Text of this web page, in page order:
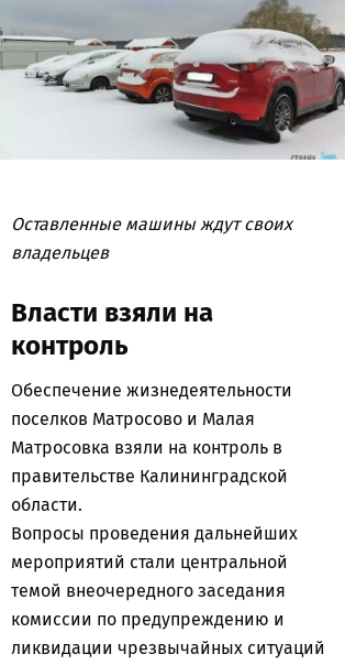
Оставленные машины ждут своих
владельцев
Власти взяли на
контроль
Обеспечение жизнедеятельности
поселков Матросово и Малая
Матросовка взяли на контроль в
правительстве Калининградской
области.
Вопросы проведения дальнейших
мероприятий стали центральной
темой внеочередного заседания
комиссии по предупреждению и
ликвидации чрезвычайных ситуаций